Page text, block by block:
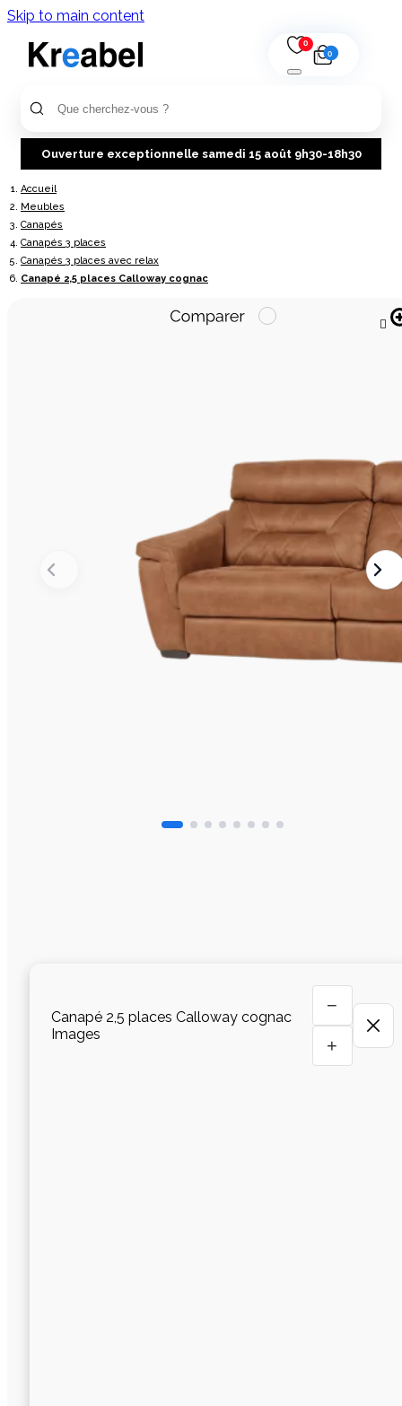
Skip to main content
0
0
Ouverture exceptionnelle samedi 15 août 9h30-18h30
Accueil
Meubles
Canapés
Canapés 3 places
Canapés 3 places avec relax
Canapé 2,5 places Calloway cognac

Canapé 2,5 places Calloway cognac
Images
−
+